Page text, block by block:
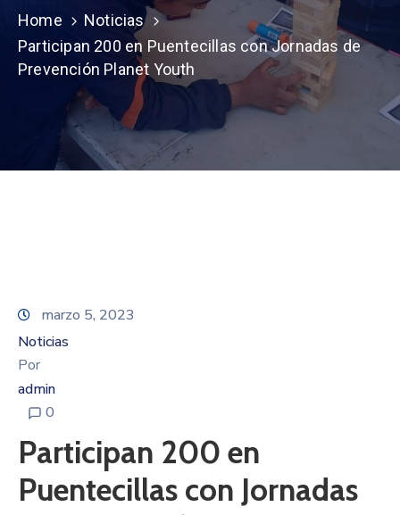
Home
Noticias
Participan 200 en Puentecillas con Jornadas de
Prevención Planet Youth
marzo 5, 2023
Noticias
Por
admin
0
Participan 200 en
Puentecillas con Jornadas